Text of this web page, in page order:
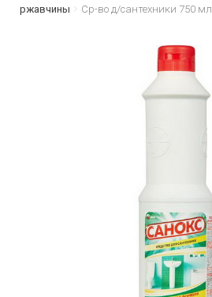
ржавчины
Ср-во д/сантехники 750 мл